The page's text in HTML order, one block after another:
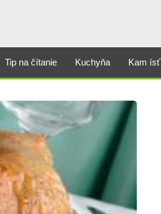
Tip na čítanie Kuchyňa Kam ísť